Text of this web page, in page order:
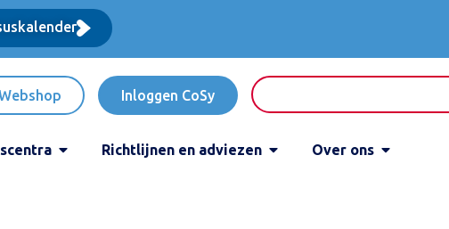
Inloggen CoSy
Richtlijnen en adviezen Over ons